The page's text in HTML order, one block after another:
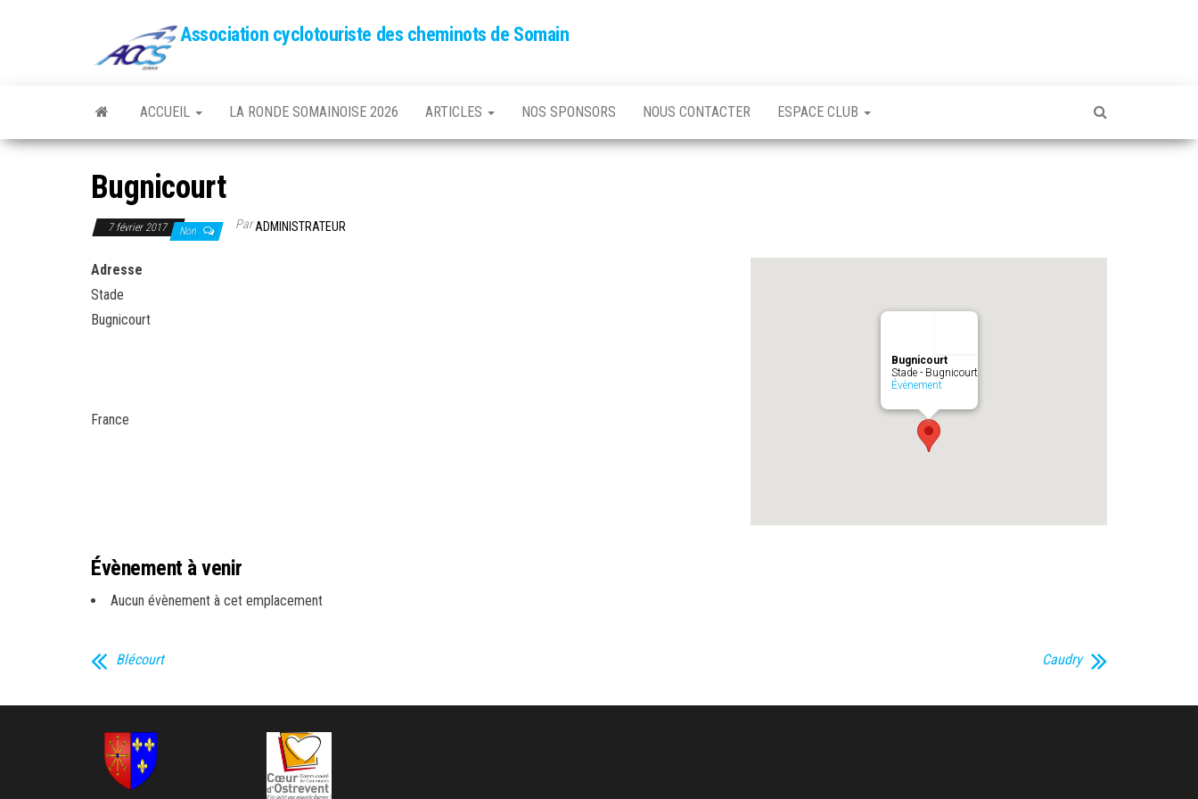
Association cyclotouriste des cheminots de Somain
ACCUEIL LA RONDE SOMAINOISE 2026 ARTICLES NOS SPONSORS NOUS CONTACTER ESPACE CLUB
Bugnicourt
7 février 2017 Non ParADMINISTRATEUR
Bugnicourt
Stade - Bugnicourt
Évènement
Adresse
Stade
Bugnicourt
France
Évènement à venir
Aucun évènement à cet emplacement
Blécourt Caudry